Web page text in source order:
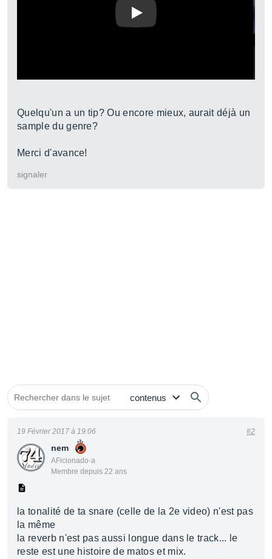
Play
Quelqu'un a un tip? Ou encore mieux, aurait déjà un
sample du genre?
Merci d'avance!
signaler
nem
AFicionado·a
Membre depuis 22 ans
19 Février 2017 à 19:06 #2
la tonalité de ta snare (celle de la 2e video) n'est pas
la même
la reverb n'est pas aussi longue dans le track... le
reste est une histoire de matos et mix.